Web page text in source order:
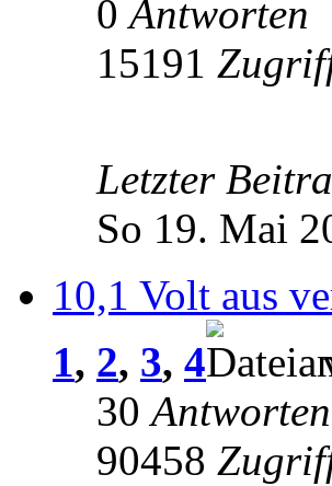
0Antworten
15191
Letzter
So 19. Mai
10,1 Volt aus
1, 2, 3, 4
30Antworten
90458